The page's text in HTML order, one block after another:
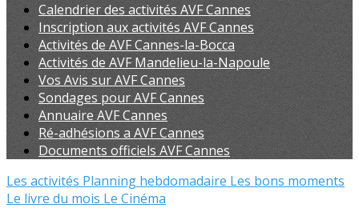
Calendrier des activités AVF Cannes
Inscription aux activités AVF Cannes
Activités de AVF Cannes-la-Bocca
Activités de AVF Mandelieu-la-Napoule
Vos Avis sur AVF Cannes
Sondages pour AVF Cannes
Annuaire AVF Cannes
Ré-adhésions a AVF Cannes
Documents officiels AVF Cannes
Les activités Planning hebdomadaire Les bons moments
Le livre du mois Le Cinéma